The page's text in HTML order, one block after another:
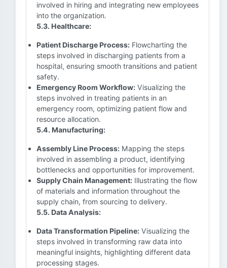
involved in hiring and integrating new employees
into the organization.
5.3. Healthcare:
Patient Discharge Process: Flowcharting the
steps involved in discharging patients from a
hospital, ensuring smooth transitions and patient
safety.
Emergency Room Workflow: Visualizing the
steps involved in treating patients in an
emergency room, optimizing patient flow and
resource allocation.
5.4. Manufacturing:
Assembly Line Process: Mapping the steps
involved in assembling a product, identifying
bottlenecks and opportunities for improvement.
Supply Chain Management: Illustrating the flow
of materials and information throughout the
supply chain, from sourcing to delivery.
5.5. Data Analysis:
Data Transformation Pipeline: Visualizing the
steps involved in transforming raw data into
meaningful insights, highlighting different data
processing stages.